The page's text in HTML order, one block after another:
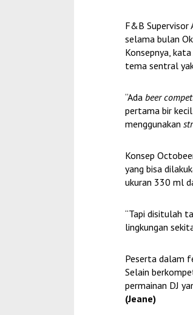
F&B Supervisor
selama bulan
Konsepnya,
tema sentral
“Adabeer
pertama bir
menggunakan
Konsep
yang bisa
ukuran 330 ml
“Tapi disitulah
lingkungan
Peserta dalam
Selain
permainan DJ
(Jeane)